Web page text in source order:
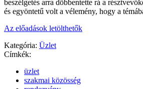
beszélgetés arra döbbentette rá a
és egyöntetű volt a vélemény, hogy a
Az előadások letölthetők
Kategória: Üzlet
Címkék:
üzlet
szakmai közösség